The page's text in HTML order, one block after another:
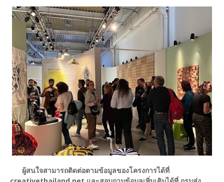
ผู้สนใจสามารถติดต่อตามข้อมูลของโครงการได้ที่